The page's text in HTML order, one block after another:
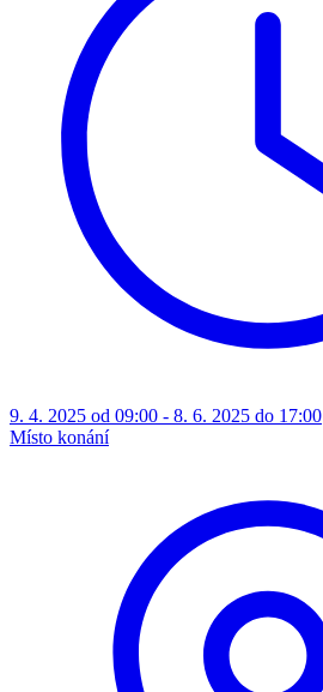
9. 4. 2025 od 09:00 - 8. 6. 2025 do 17:00
Místo konání